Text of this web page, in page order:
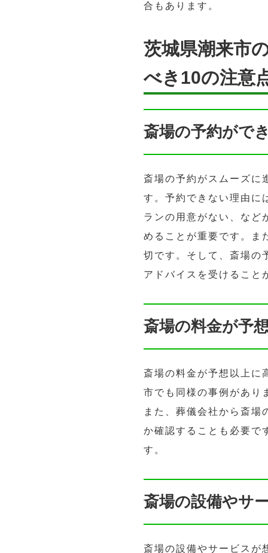
合もあります。
茨城県潮来市
べき10の注意
斎場の予約がで
斎場の予約がスムーズに
す。予約できない理由に
ランの用意がない、など
めることが重要です。ま
切です。そして、斎場の
アドバイスを受けること
斎場の料金が予
斎場の料金が予想以上に
市でも同様の事例があり
また、葬儀会社から斎場
か確認することも必要で
す。
斎場の設備やサ
斎場の設備やサービスが